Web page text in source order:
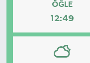
ÖĞLE
12:49